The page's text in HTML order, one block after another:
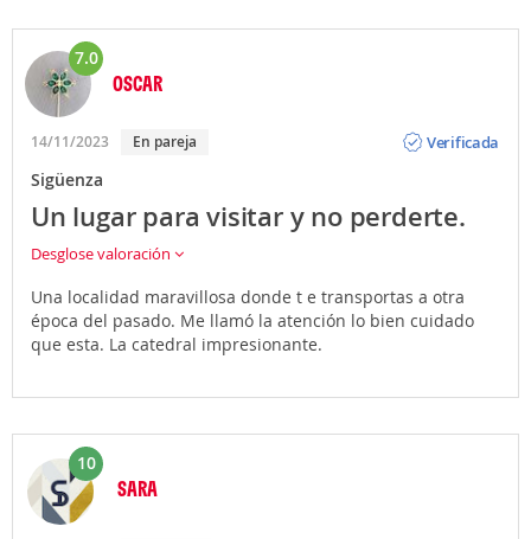
7.0
OSCAR
14/11/2023 En pareja
Verificada
Sigüenza
Un lugar para visitar y no perderte.
Desglose valoración
Una localidad maravillosa donde t e transportas a otra
época del pasado. Me llamó la atención lo bien cuidado
que esta. La catedral impresionante.
10
SARA